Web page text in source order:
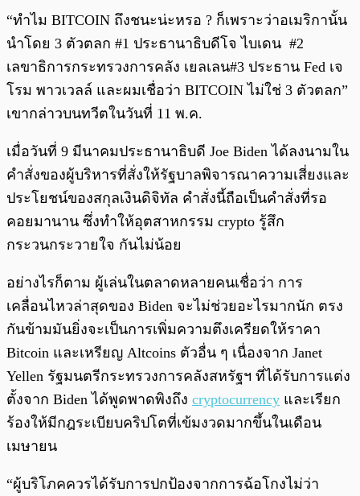
“ทำไม BITCOIN ถึงชนะน่ะหรอ ? ก็เพราะว่าอเมริกานั้น
นำโดย 3 ตัวตลก #1 ประธานาธิบดีโจ ไบเดน #2
เลขาธิการกระทรวงการคลัง เยลเลน#3 ประธาน Fed เจ
โรม พาวเวลล์ และผมเชื่อว่า BITCOIN ไม่ใช่ 3 ตัวตลก”
เขากล่าวบนทวีตในวันที่ 11 พ.ค.
เมื่อวันที่ 9 มีนาคมประธานาธิบดี Joe Biden ได้ลงนามใน
คำสั่งของผู้บริหารที่สั่งให้รัฐบาลพิจารณาความเสี่ยงและ
ประโยชน์ของสกุลเงินดิจิทัล คำสั่งนี้ถือเป็นคำสั่งที่รอ
คอยมานาน ซึ่งทำให้อุตสาหกรรม crypto รู้สึก
กระวนกระวายใจ กันไม่น้อย
อย่างไรก็ตาม ผู้เล่นในตลาดหลายคนเชื่อว่า การ
เคลื่อนไหวล่าสุดของ Biden จะไม่ช่วยอะไรมากนัก ตรง
กันข้ามมันยิ่งจะเป็นการเพิ่มความตึงเครียดให้ราคา
Bitcoin และเหรียญ Altcoins ตัวอื่น ๆ เนื่องจาก Janet
Yellen รัฐมนตรีกระทรวงการคลังสหรัฐฯ ที่ได้รับการแต่ง
ตั้งจาก Biden ได้พูดพาดพิงถึง cryptocurrency และเรียก
ร้องให้มีกฎระเบียบคริปโตที่เข้มงวดมากขึ้นในเดือน
เมษายน
“ผู้บริโภคควรได้รับการปกป้องจากการฉ้อโกงไม่ว่า